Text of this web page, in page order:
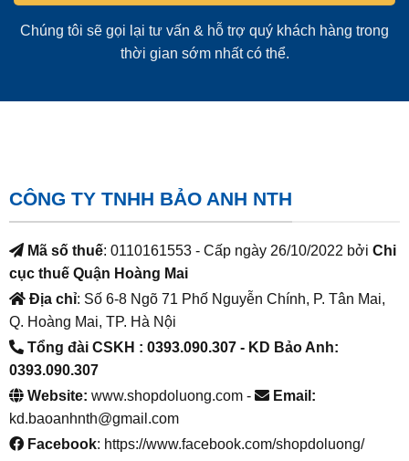
Chúng tôi sẽ gọi lại tư vấn & hỗ trợ quý khách hàng trong
thời gian sớm nhất có thể.
CÔNG TY TNHH BẢO ANH NTH
Mã số thuế: 0110161553 - Cấp ngày 26/10/2022 bởi Chi
cục thuế Quận Hoàng Mai
Địa chỉ: Số 6-8 Ngõ 71 Phố Nguyễn Chính, P. Tân Mai,
Q. Hoàng Mai, TP. Hà Nội
Tổng đài CSKH : 0393.090.307- KD Bảo Anh:
0393.090.307
Website: www.shopdoluong.com -
Email:
kd.baoanhnth@gmail.com
Facebook: https://www.facebook.com/shopdoluong/